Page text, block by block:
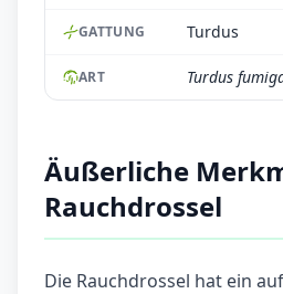
GATTUNG Turdus
ART Turdus
Äußerliche
Rauchdrossel
Die Rauchdrossel hat ein